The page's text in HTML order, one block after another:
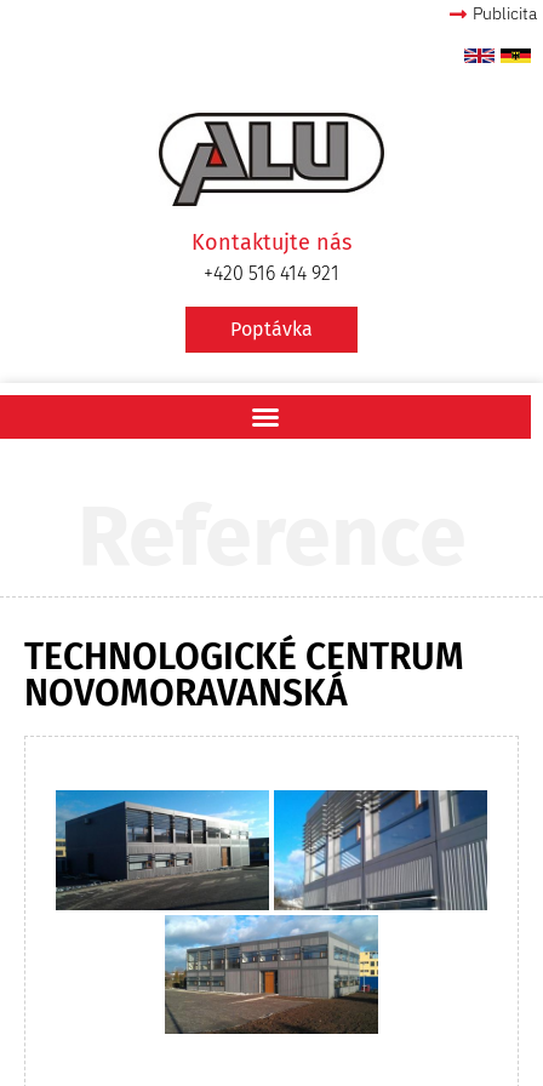
Publicita
Kontaktujte nás
+420 516 414 921
Poptávka
TECHNOLOGICKÉ CENTRUM
NOVOMORAVANSKÁ